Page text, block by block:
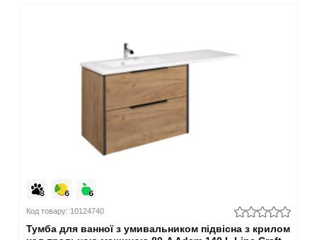
Код товару: 10124740
Тумба для ванної з умивальником підвісна з крилом